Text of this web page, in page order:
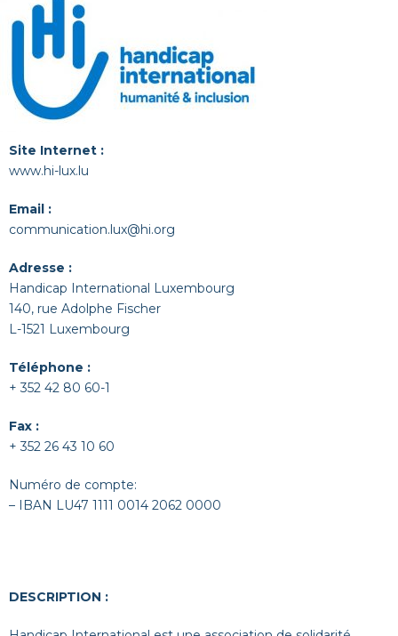
Site Internet :
www.hi-lux.lu
Email :
communication.lux@hi.org
Adresse :
Handicap International Luxembourg
140, rue Adolphe Fischer
L-1521 Luxembourg
Téléphone :
+ 352 42 80 60-1
Fax :
+ 352 26 43 10 60
Numéro de compte:
– IBAN LU47 1111 0014 2062 0000
DESCRIPTION :